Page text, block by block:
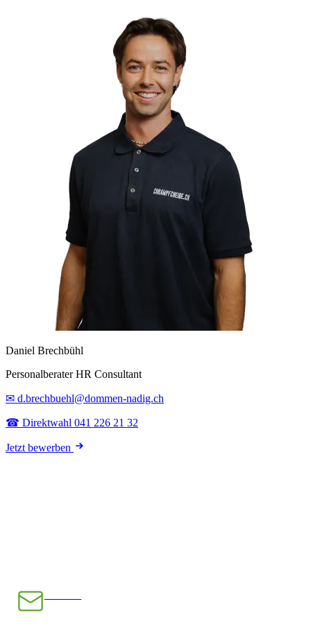
Daniel Brechbühl
Personalberater HR Consultant
✉ d.brechbuehl@dommen-nadig.ch
☎ Direktwahl 041 226 21 32
Jetzt bewerben